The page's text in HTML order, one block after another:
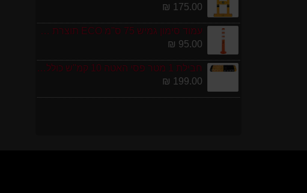
175.00 ₪
עמוד סימון גמיש 75 ס''מ ECO תוצרת אירופה
95.00 ₪
חבילת 1 מטר פסי האטה 10 קמ''ש כולל סופיות מפלסטיק
199.00 ₪